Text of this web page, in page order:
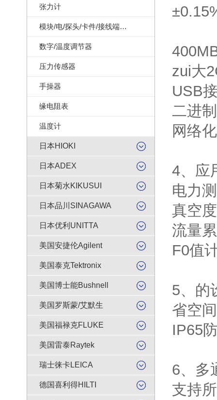
张力计
模块/电/探头/卡件/接线端子/记录纸
数字/温度调节器
压力传感器
手操器
缘电阻表
温度计
日本HIOKI
日本ADEX
日本菊水KIKUSUI
日本品川SINAGAWA
日本优利UNITTA
美国安捷伦Agilent
美国泰克Tektronix
美国博士能Bushnell
美国罗斯蒙/艾默生
美国福禄克FLUKE
美国雷泰Raytek
瑞士徕卡LEICA
德国喜利得HILTI
zui大
USB
二进
网络
4、应
电力
真空
流量
F0值
5、的
省空
IP65
6、多
支持